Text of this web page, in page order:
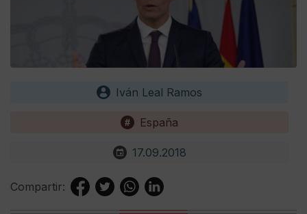
Iván Leal Ramos
España
17.09.2018
Compartir: